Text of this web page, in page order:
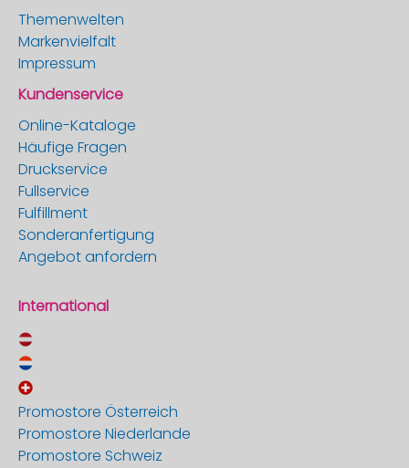
Themenwelten
Markenvielfalt
Impressum
Kundenservice
Online-Kataloge
Häufige Fragen
Druckservice
Fullservice
Fulfillment
Sonderanfertigung
Angebot anfordern
International
Promostore Österreich
Promostore Niederlande
Promostore Schweiz